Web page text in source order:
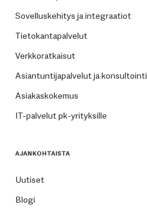
Sovelluskehitys ja integraatiot
Tietokantapalvelut
Verkkoratkaisut
Asiantuntijapalvelut ja konsultointi
Asiakaskokemus
IT-palvelut pk-yrityksille
AJANKOHTAISTA
Uutiset
Blogi